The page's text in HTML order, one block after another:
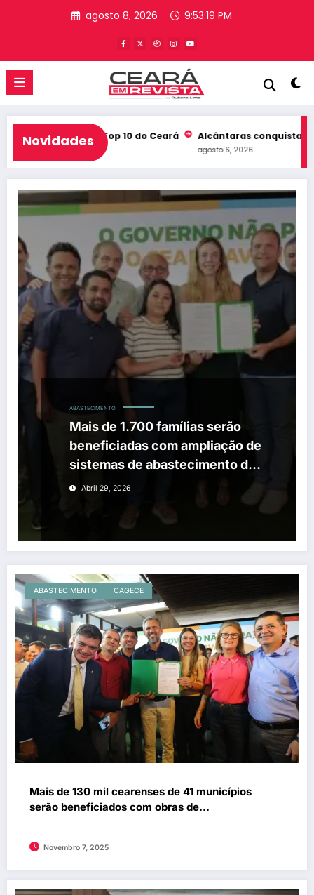
agosto 8, 2026 9:53:20 PM
Novidades
e entra no Top 10 do Ceará Alcântaras conquista 3º lugar
agosto 6, 2026
ABASTECIMENTO
Mais de 1.700 famílias serão
beneficiadas com ampliação de
sistemas de abastecimento de
água em zonas rurais do Ceará
Abril 29, 2026
ABASTECIMENTO CAGECE
Mais de 130 mil cearenses de 41 municípios
serão beneficiados com obras de
abastecimento de água
Novembro 7, 2025